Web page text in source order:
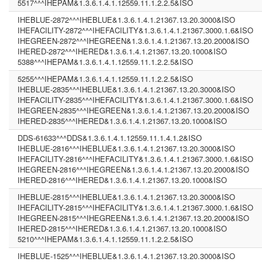
5517^^^IHEPAM&1.3.6.1.4.1.12559.11.1.2.2.5&ISO
IHEBLUE-2872^^^IHEBLUE&1.3.6.1.4.1.21367.13.20.3000&ISO
IHEFACILITY-2872^^^IHEFACILITY&1.3.6.1.4.1.21367.3000.1.6&ISO
IHEGREEN-2872^^^IHEGREEN&1.3.6.1.4.1.21367.13.20.2000&ISO
IHERED-2872^^^IHERED&1.3.6.1.4.1.21367.13.20.1000&ISO
5388^^^IHEPAM&1.3.6.1.4.1.12559.11.1.2.2.5&ISO
5255^^^IHEPAM&1.3.6.1.4.1.12559.11.1.2.2.5&ISO
IHEBLUE-2835^^^IHEBLUE&1.3.6.1.4.1.21367.13.20.3000&ISO
IHEFACILITY-2835^^^IHEFACILITY&1.3.6.1.4.1.21367.3000.1.6&ISO
IHEGREEN-2835^^^IHEGREEN&1.3.6.1.4.1.21367.13.20.2000&ISO
IHERED-2835^^^IHERED&1.3.6.1.4.1.21367.13.20.1000&ISO
DDS-61633^^^DDS&1.3.6.1.4.1.12559.11.1.4.1.2&ISO
IHEBLUE-2816^^^IHEBLUE&1.3.6.1.4.1.21367.13.20.3000&ISO
IHEFACILITY-2816^^^IHEFACILITY&1.3.6.1.4.1.21367.3000.1.6&ISO
IHEGREEN-2816^^^IHEGREEN&1.3.6.1.4.1.21367.13.20.2000&ISO
IHERED-2816^^^IHERED&1.3.6.1.4.1.21367.13.20.1000&ISO
IHEBLUE-2815^^^IHEBLUE&1.3.6.1.4.1.21367.13.20.3000&ISO
IHEFACILITY-2815^^^IHEFACILITY&1.3.6.1.4.1.21367.3000.1.6&ISO
IHEGREEN-2815^^^IHEGREEN&1.3.6.1.4.1.21367.13.20.2000&ISO
IHERED-2815^^^IHERED&1.3.6.1.4.1.21367.13.20.1000&ISO
5210^^^IHEPAM&1.3.6.1.4.1.12559.11.1.2.2.5&ISO
IHEBLUE-1525^^^IHEBLUE&1.3.6.1.4.1.21367.13.20.3000&ISO